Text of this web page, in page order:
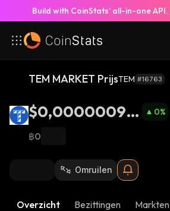
Build with CoinStats’ all-in-one API.
TEM MARKET PrijsTEM #16763
$0,00000099
93
0%
฿0
Omruilen
Overzicht Bezittingen Markten